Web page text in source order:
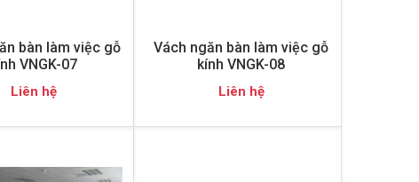
bàn làm việc gỗ
VNGK-07
Liên hệ
Vách ngăn bàn làm việc gỗ
kính VNGK-08
Liên hệ